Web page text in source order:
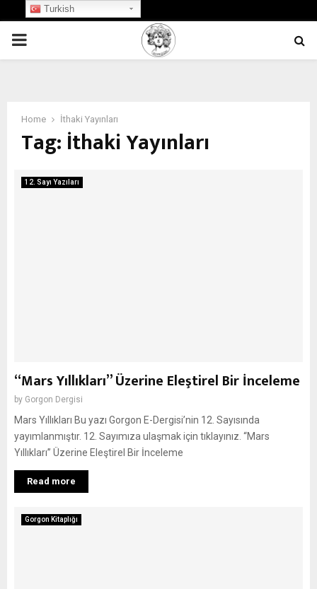
PRIMARY
Home İthaki Yayınları
Tag: İthaki Yayınları
12. Sayı Yazıları
“Mars Yıllıkları” Üzerine Eleştirel Bir İnceleme
by Gorgon Dergisi
Mars Yıllıkları Bu yazı Gorgon E-Dergisi’nin 12. Sayısında
yayımlanmıştır. 12. Sayımıza ulaşmak için tıklayınız. “Mars
Yıllıkları” Üzerine Eleştirel Bir İnceleme
Read more
Gorgon Kitaplığı
Turkish